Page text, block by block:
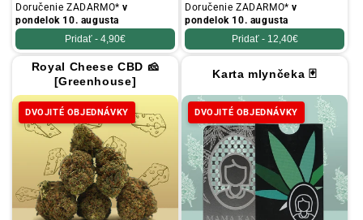
Doručenie ZADARMO*v
pondelok 10. augusta
Pridať - 4,90€
Doručenie ZADARMO*v
pondelok 10. augusta
Pridať - 12,40€
Royal Cheese CBD 🧀
[Greenhouse]
DVOJITÉ OBJEDNÁVKY
Karta mlynčeka 🃏
DVOJITÉ OBJEDNÁVKY